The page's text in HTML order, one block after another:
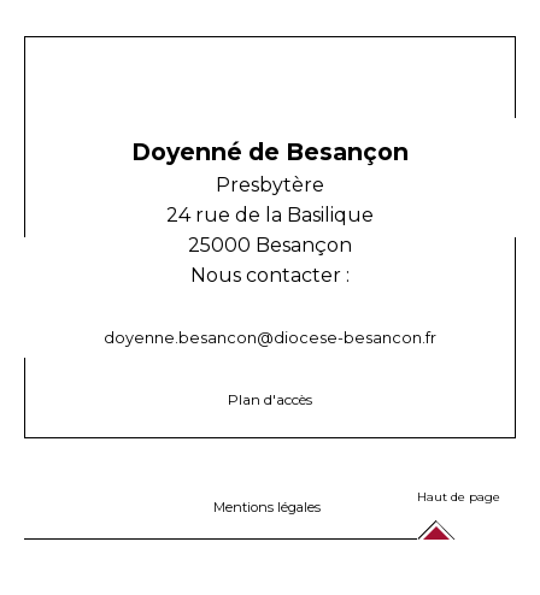
Doyenné de Besançon
Presbytère
24 rue de la Basilique
25000 Besançon
Nous contacter :
doyenne.besancon@diocese-besancon.fr
Plan d'accès
Mentions légales
Haut de page